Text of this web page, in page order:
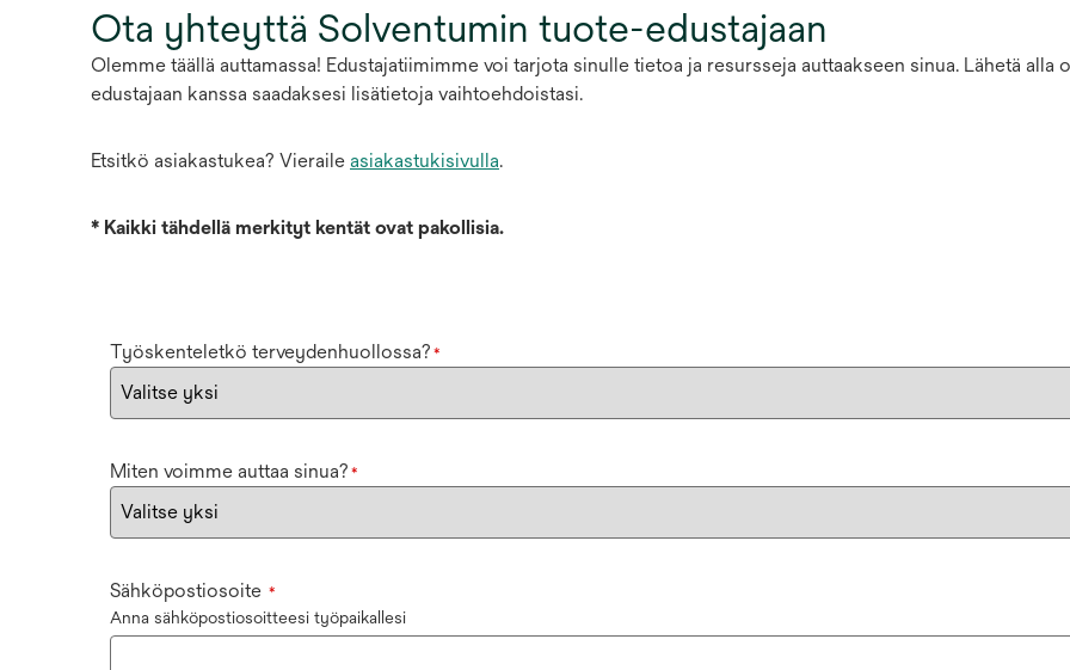
Ota yhteyttä Solventumin tuote-edustajaan
Olemme täällä auttamassa! Edustajatiimimme voi tarjota sinulle tietoa ja resursseja auttaakseen sinua. Lähetä
edustajaan kanssa saadaksesi lisätietoja vaihtoehdoistasi.
Etsitkö asiakastukea? Vieraile asiakastukisivulla.
* Kaikki tähdellä merkityt kentät ovat pakollisia.
Työskenteletkö terveydenhuollossa? *
Miten voimme auttaa sinua? *
Sähköpostiosoite *
Anna sähköpostiosoitteesi työpaikallesi